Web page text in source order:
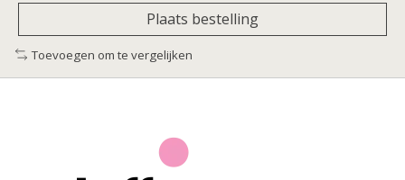
Plaats bestelling
Toevoegen om te vergelijken